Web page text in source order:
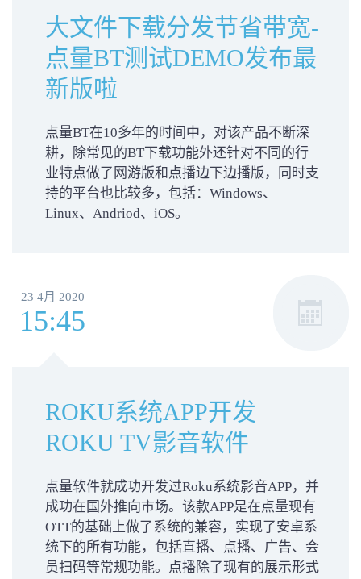
大文件下载分发节省带宽-
点量BT测试DEMO发布最
新版啦
点量BT在10多年的时间中，对该产品不断深
耕，除常见的BT下载功能外还针对不同的行
业特点做了网游版和点播边下边播版，同时支
持的平台也比较多，包括：Windows、
Linux、Andriod、iOS。
23 4月 2020
15:45
ROKU系统APP开发
ROKU TV影音软件
点量软件就成功开发过Roku系统影音APP，并
成功在国外推向市场。该款APP是在点量现有
OTT的基础上做了系统的兼容，实现了安卓系
统下的所有功能，包括直播、点播、广告、会
员扫码等常规功能。点播除了现有的展示形式